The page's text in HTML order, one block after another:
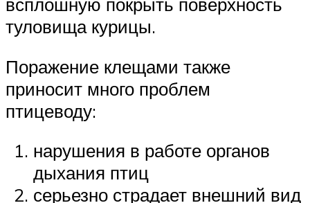
туловища курицы.
Поражение клещами также
приносит много проблем
птицеводу:
нарушения в работе органов
дыхания птиц
серьезно страдает внешний вид